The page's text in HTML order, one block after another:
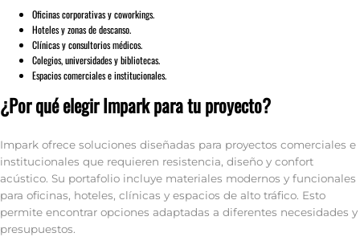
Oficinas corporativas y coworkings.
Hoteles y zonas de descanso.
Clínicas y consultorios médicos.
Colegios, universidades y bibliotecas.
Espacios comerciales e institucionales.
¿Por qué elegir Impark para tu proyecto?
Impark ofrece soluciones diseñadas para proyectos comerciales e
institucionales que requieren resistencia, diseño y confort
acústico. Su portafolio incluye materiales modernos y funcionales
para oficinas, hoteles, clínicas y espacios de alto tráfico. Esto
permite encontrar opciones adaptadas a diferentes necesidades y
presupuestos.